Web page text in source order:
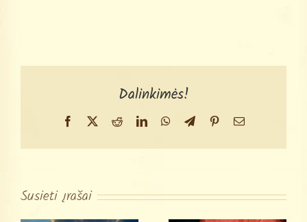
Dalinkimės!
Facebook RedditLinkedInWhatsApp
TelegramPinterestEmail
Susieti įrašai